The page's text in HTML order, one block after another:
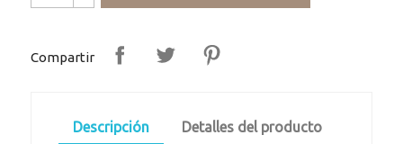
Compartir
Descripción Detalles del producto